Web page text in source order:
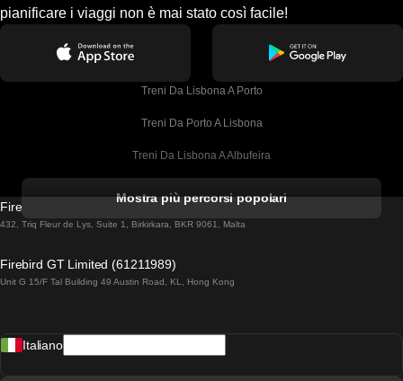
pianificare i viaggi non è mai stato così facile!
Treni Da Lisbona A Porto
Treni Da Porto A Lisbona
Treni Da Lisbona A Albufeira
Treni Da Lisbona A Lagos
Treni Da Lisbona A Madrid
Mostra più percorsi popolari
Firebird GT Limited (OC 1451)
432, Triq Fleur de Lys, Suite 1, Birkirkara, BKR 9061, Malta
Firebird GT Limited (61211989)
Unit G 15/F Tal Building 49 Austin Road, KL, Hong Kong
Italiano